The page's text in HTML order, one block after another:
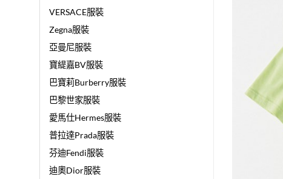
VERSACE服裝
Zegna服裝
亞曼尼服裝
寶緹嘉BV服裝
巴寶莉Burberry服裝
巴黎世家服裝
愛馬仕Hermes服裝
普拉達Prada服裝
芬迪Fendi服裝
迪奧Dior服裝